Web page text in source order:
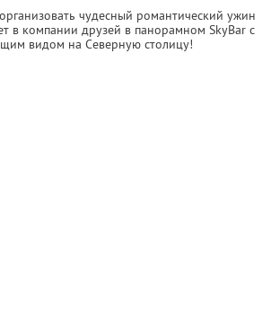
чудесный романтический ужин
в компании друзей в панорамном SkyBаr с
видом на Северную столицу!